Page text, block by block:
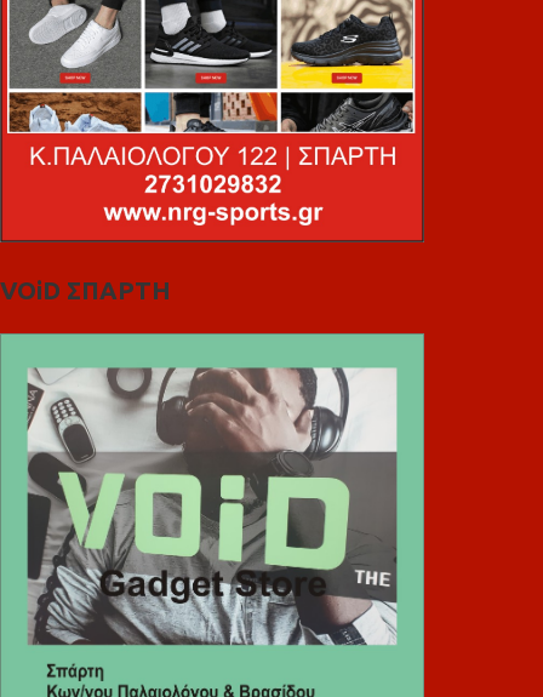
VOiD ΣΠΑΡΤΗ